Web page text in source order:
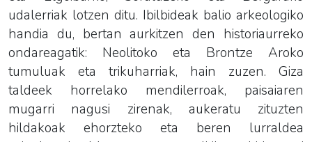
udalerriak lotzen ditu. Ibilbideak balio arkeologiko
handia du, bertan aurkitzen den historiaurreko
ondareagatik: Neolitoko eta Brontze Aroko
tumuluak eta trikuharriak, hain zuzen. Giza
taldeek horrelako mendilerroak, paisaiaren
mugarri nagusi zirenak, aukeratu zituzten
hildakoak ehorzteko eta beren lurraldea